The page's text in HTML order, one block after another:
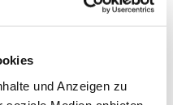
und Anzeigen zu